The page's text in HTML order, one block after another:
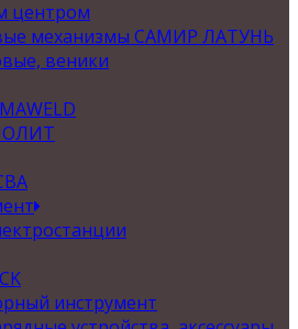
центром
механизмы САМИР ЛАТУНЬ
веники
инструмент